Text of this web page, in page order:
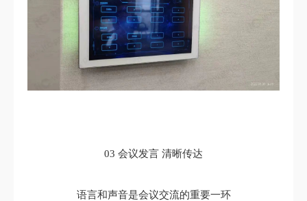
03 会议发言 清晰传达
语言和声音是会议交流的重要一环